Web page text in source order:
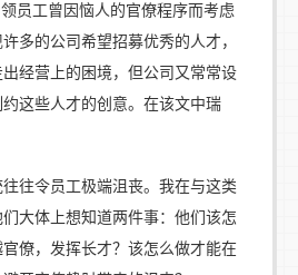
员工曾因恼人的官僚程序而考虑
多的公司希望招募优秀的人才，
经营上的困境，但公司又常常设
这些人才的创意。在该文中瑞
往往令员工极端沮丧。我在与这类
大体上想知道两件事：他们该怎
僚，发挥长才？该怎么做才能在